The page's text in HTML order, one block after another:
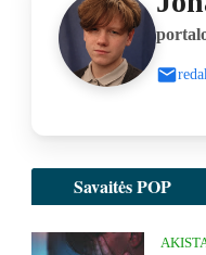
Savaitės POP